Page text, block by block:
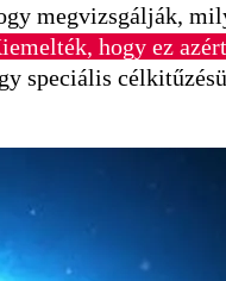
megvizsgálják,
hogy ez
speciális